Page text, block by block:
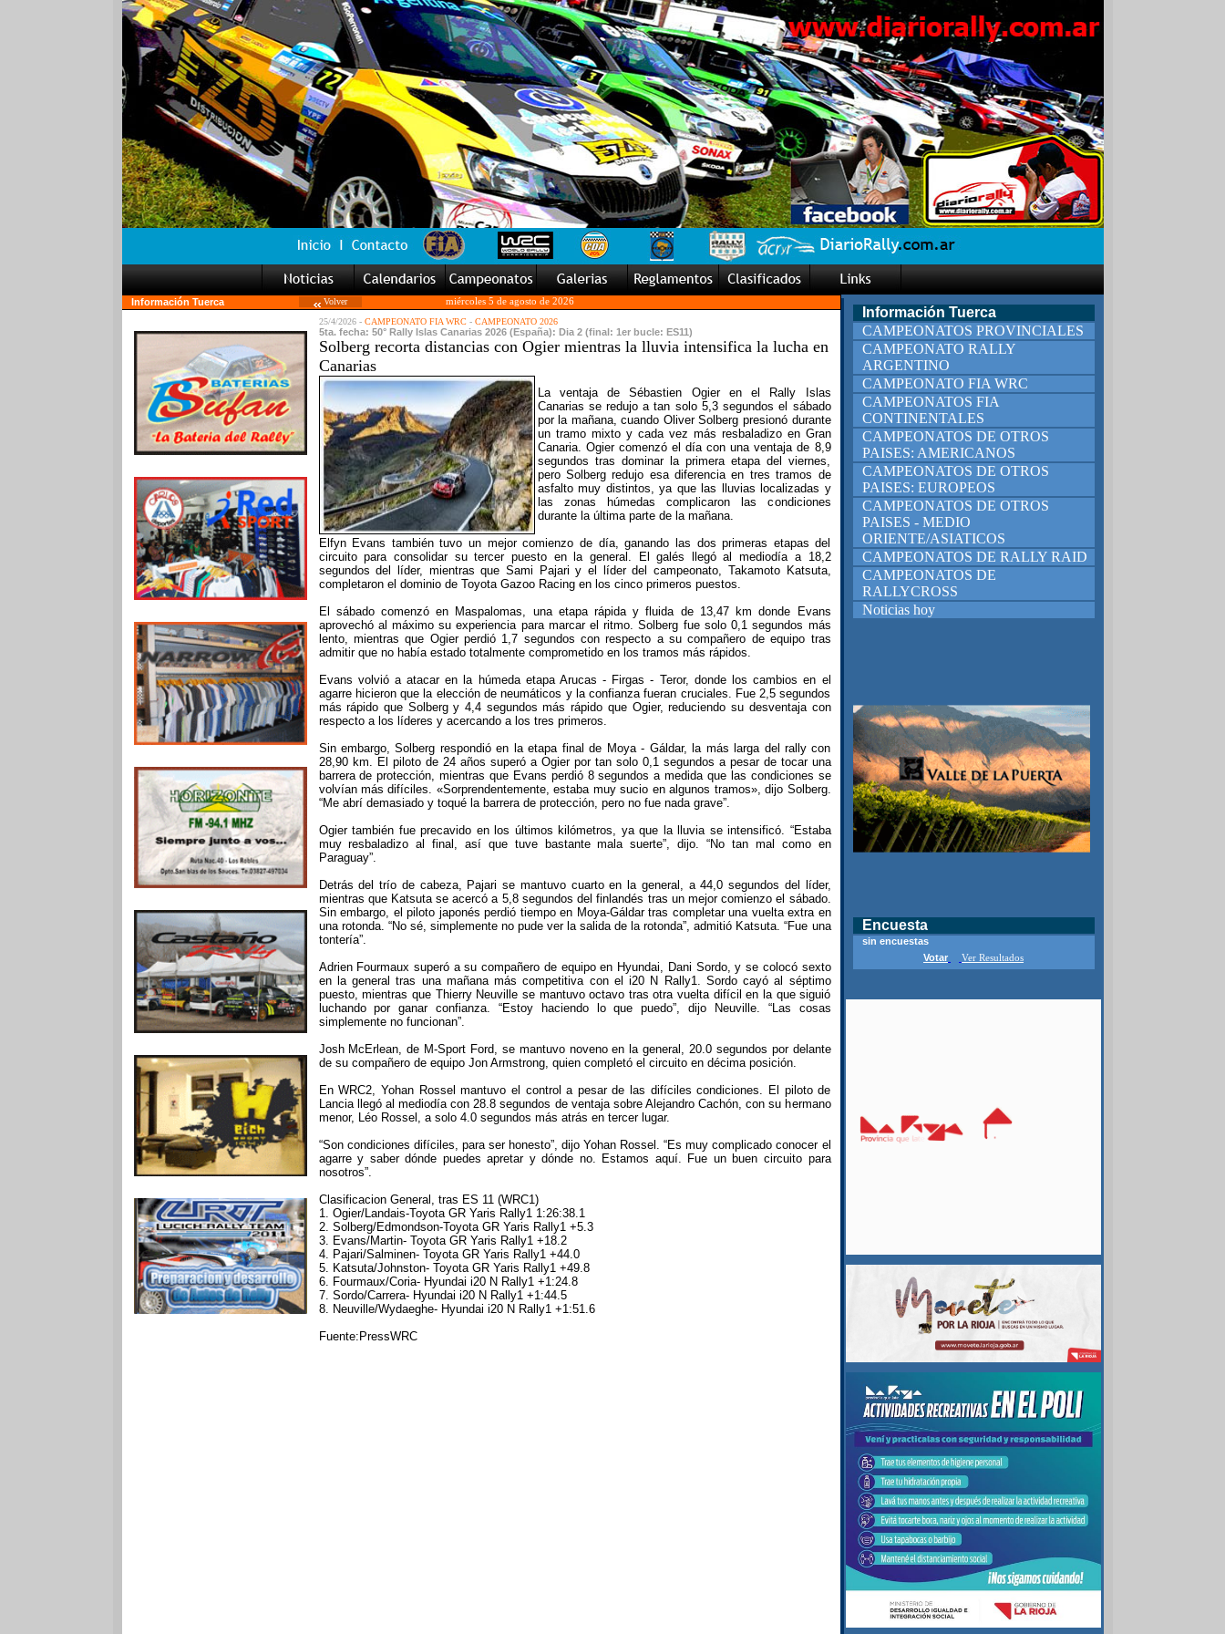
Información Tuerca Volver miércoles 5 de agosto de 2026
Información Tuerca
CAMPEONATOS PROVINCIALES
CAMPEONATO RALLY
ARGENTINO
CAMPEONATO FIA WRC
CAMPEONATOS FIA
CONTINENTALES
CAMPEONATOS DE OTROS
PAISES: AMERICANOS
CAMPEONATOS DE OTROS
PAISES: EUROPEOS
CAMPEONATOS DE OTROS
PAISES - MEDIO
ORIENTE/ASIATICOS
CAMPEONATOS DE RALLY RAID
CAMPEONATOS DE
RALLYCROSS
Noticias hoy
Encuesta
sin encuestas
Votar
Ver Resultados
25/4/2026 - CAMPEONATO FIA WRC- CAMPEONATO 2026
5ta. fecha: 50° Rally Islas Canarias 2026 (España): Dia 2 (final: 1er bucle: ES11)
Solberg recorta distancias con Ogier mientras la lluvia intensifica la lucha en
Canarias
La ventaja de Sébastien Ogier en el Rally Islas
Canarias se redujo a tan solo 5,3 segundos el sábado
por la mañana, cuando Oliver Solberg presionó durante
un tramo mixto y cada vez más resbaladizo en Gran
Canaria. Ogier comenzó el día con una ventaja de 8,9
segundos tras dominar la primera etapa del viernes,
pero Solberg redujo esa diferencia en tres tramos de
asfalto muy distintos, ya que las lluvias localizadas y
las zonas húmedas complicaron las condiciones
durante la última parte de la mañana.
Elfyn Evans también tuvo un mejor comienzo de día, ganando las dos primeras etapas del
circuito para consolidar su tercer puesto en la general. El galés llegó al mediodía a 18,2
segundos del líder, mientras que Sami Pajari y el líder del campeonato, Takamoto Katsuta,
completaron el dominio de Toyota Gazoo Racing en los cinco primeros puestos.
El sábado comenzó en Maspalomas, una etapa rápida y fluida de 13,47 km donde Evans
aprovechó al máximo su experiencia para marcar el ritmo. Solberg fue solo 0,1 segundos más
lento, mientras que Ogier perdió 1,7 segundos con respecto a su compañero de equipo tras
admitir que no había estado totalmente comprometido en los tramos más rápidos.
Evans volvió a atacar en la húmeda etapa Arucas - Firgas - Teror, donde los cambios en el
agarre hicieron que la elección de neumáticos y la confianza fueran cruciales. Fue 2,5 segundos
más rápido que Solberg y 4,4 segundos más rápido que Ogier, reduciendo su desventaja con
respecto a los líderes y acercando a los tres primeros.
Sin embargo, Solberg respondió en la etapa final de Moya - Gáldar, la más larga del rally con
28,90 km. El piloto de 24 años superó a Ogier por tan solo 0,1 segundos a pesar de tocar una
barrera de protección, mientras que Evans perdió 8 segundos a medida que las condiciones se
volvían más difíciles. «Sorprendentemente, estaba muy sucio en algunos tramos», dijo Solberg.
“Me abrí demasiado y toqué la barrera de protección, pero no fue nada grave”.
Ogier también fue precavido en los últimos kilómetros, ya que la lluvia se intensificó. “Estaba
muy resbaladizo al final, así que tuve bastante mala suerte”, dijo. “No tan mal como en
Paraguay”.
Detrás del trío de cabeza, Pajari se mantuvo cuarto en la general, a 44,0 segundos del líder,
mientras que Katsuta se acercó a 5,8 segundos del finlandés tras un mejor comienzo el sábado.
Sin embargo, el piloto japonés perdió tiempo en Moya-Gáldar tras completar una vuelta extra en
una rotonda. “No sé, simplemente no pude ver la salida de la rotonda”, admitió Katsuta. “Fue una
tontería”.
Adrien Fourmaux superó a su compañero de equipo en Hyundai, Dani Sordo, y se colocó sexto
en la general tras una mañana más competitiva con el i20 N Rally1. Sordo cayó al séptimo
puesto, mientras que Thierry Neuville se mantuvo octavo tras otra vuelta difícil en la que siguió
luchando por ganar confianza. “Estoy haciendo lo que puedo”, dijo Neuville. “Las cosas
simplemente no funcionan”.
Josh McErlean, de M-Sport Ford, se mantuvo noveno en la general, 20.0 segundos por delante
de su compañero de equipo Jon Armstrong, quien completó el circuito en décima posición.
En WRC2, Yohan Rossel mantuvo el control a pesar de las difíciles condiciones. El piloto de
Lancia llegó al mediodía con 28.8 segundos de ventaja sobre Alejandro Cachón, con su hermano
menor, Léo Rossel, a solo 4.0 segundos más atrás en tercer lugar.
“Son condiciones difíciles, para ser honesto”, dijo Yohan Rossel. “Es muy complicado conocer el
agarre y saber dónde puedes apretar y dónde no. Estamos aquí. Fue un buen circuito para
nosotros”.
Clasificacion General, tras ES 11 (WRC1)
1. Ogier/Landais-Toyota GR Yaris Rally1 1:26:38.1
2. Solberg/Edmondson-Toyota GR Yaris Rally1 +5.3
3. Evans/Martin- Toyota GR Yaris Rally1 +18.2
4. Pajari/Salminen- Toyota GR Yaris Rally1 +44.0
5. Katsuta/Johnston- Toyota GR Yaris Rally1 +49.8
6. Fourmaux/Coria- Hyundai i20 N Rally1 +1:24.8
7. Sordo/Carrera- Hyundai i20 N Rally1 +1:44.5
8. Neuville/Wydaeghe- Hyundai i20 N Rally1 +1:51.6
Fuente:PressWRC